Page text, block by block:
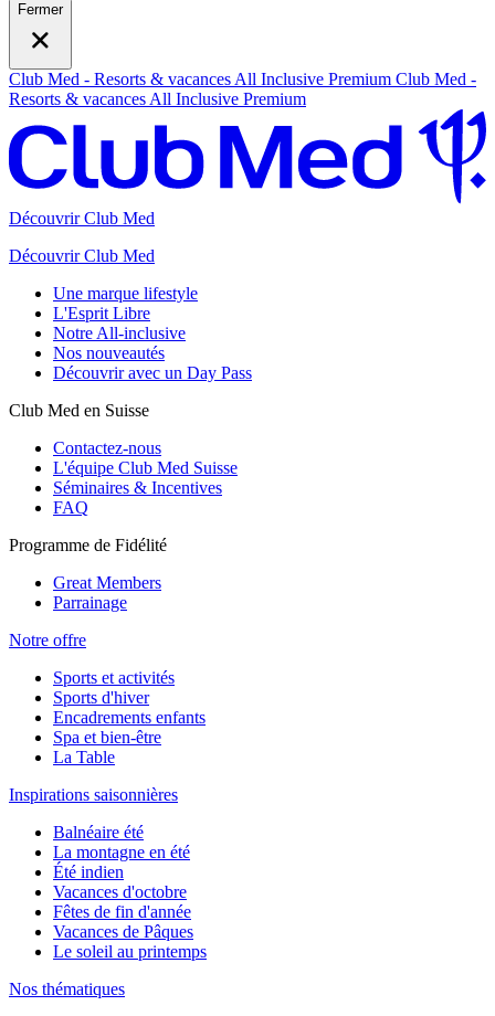
Fermer
Club Med - Resorts & vacances All Inclusive Premium Club Med -
Resorts & vacances All Inclusive Premium
Découvrir Club Med
Découvrir Club Med
Une marque lifestyle
L'Esprit Libre
Notre All-inclusive
Nos nouveautés
Découvrir avec un Day Pass
Club Med en Suisse
Contactez-nous
L'équipe Club Med Suisse
Séminaires & Incentives
FAQ
Programme de Fidélité
Great Members
Parrainage
Notre offre
Sports et activités
Sports d'hiver
Encadrements enfants
Spa et bien-être
La Table
Inspirations saisonnières
Balnéaire été
La montagne en été
Été indien
Vacances d'octobre
Fêtes de fin d'année
Vacances de Pâques
Le soleil au printemps
Nos thématiques